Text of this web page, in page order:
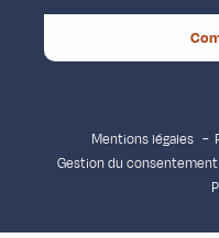
Mentions légales
Gestion du consentement